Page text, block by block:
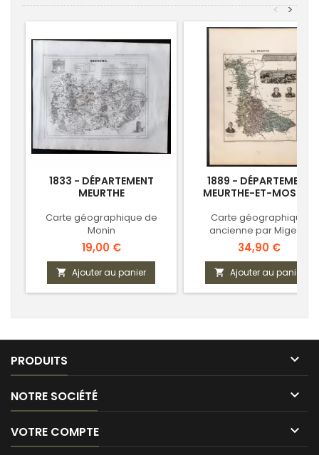
>
<
1833 - DÉPARTEMENT
MEURTHE
Carte géographique de
Monin
Prix
19,00 €
 Ajouter au panier
1889 - DÉPARTEMENT
MEURTHE-ET-MOSELLE
Carte géographique
ancienne par Migeon
Prix
34,90 €
 Ajouter au panier
PRODUITS 
NOTRE SOCIÉTÉ 
VOTRE COMPTE 